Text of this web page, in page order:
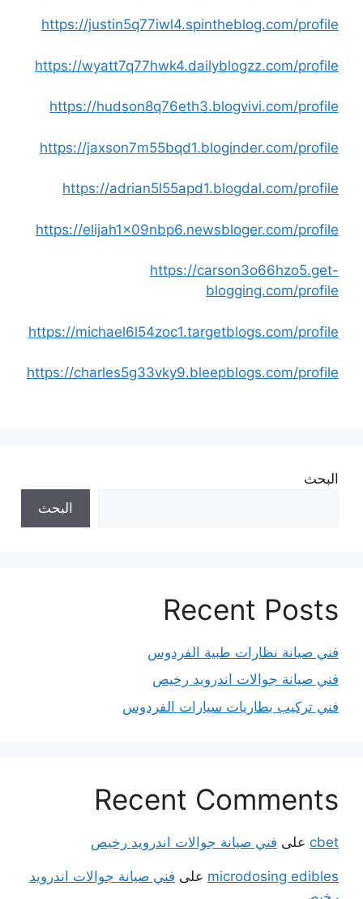
https://justin5q77iwl4.spintheblog.com/profile
https://wyatt7q77hwk4.dailyblogzz.com/profile
https://hudson8q76eth3.blogvivi.com/profile
https://jaxson7m55bqd1.bloginder.com/profile
https://adrian5l55apd1.blogdal.com/profile
https://elijah1x09nbp6.newsbloger.com/profile
https://carson3o66hzo5.get-
blogging.com/profile
https://michael6l54zoc1.targetblogs.com/profile
https://charles5g33vky9.bleepblogs.com/profile
البحث
البحث
Recent Posts
فني صيانة نظارات طبية الفردوس
فني صيانة جوالات اندرويد رخيص
فني تركيب بطاريات سيارات الفردوس
Recent Comments
cbet على فني صيانة جوالات اندرويد رخيص
microdosing edibles على فني صيانة جوالات اندرويد